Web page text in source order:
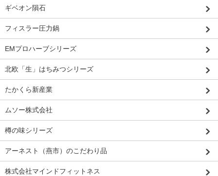
ギベオン隕石
フィスラー圧力鍋
EMプロハーブシリーズ
北欧「生」はちみつシリーズ
たかくら新産業
ムソー株式会社
樽の味シリーズ
アーネスト（燕市）のこだわり品
株式会社マインドフィットネス